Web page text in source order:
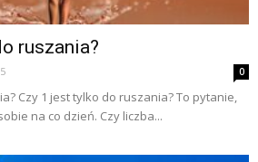
ruszania?
0
Czy 1 jest tylko do ruszania? To pytanie,
na co dzień. Czy liczba...